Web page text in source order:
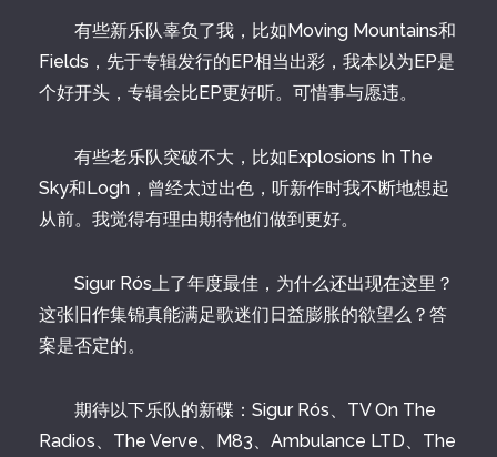
有些新乐队辜负了我，比如Moving Mountains和
Fields，先于专辑发行的EP相当出彩，我本以为EP是
个好开头，专辑会比EP更好听。可惜事与愿违。
有些老乐队突破不大，比如Explosions In The
Sky和Logh，曾经太过出色，听新作时我不断地想起
从前。我觉得有理由期待他们做到更好。
Sigur Rós上了年度最佳，为什么还出现在这里？
这张旧作集锦真能满足歌迷们日益膨胀的欲望么？答
案是否定的。
期待以下乐队的新碟：Sigur Rós、TV On The
Radios、The Verve、M83、Ambulance LTD、The